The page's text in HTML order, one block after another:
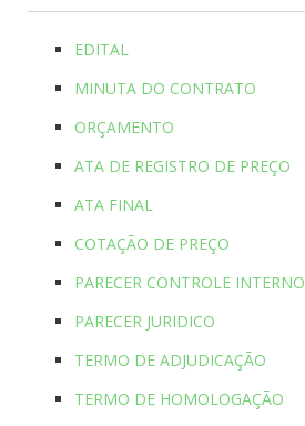
EDITAL
MINUTA DO CONTRATO
ORÇAMENTO
ATA DE REGISTRO DE PREÇO
ATA FINAL
COTAÇÃO DE PREÇO
PARECER CONTROLE INTERNO
PARECER JURIDICO
TERMO DE ADJUDICAÇÃO
TERMO DE HOMOLOGAÇÃO